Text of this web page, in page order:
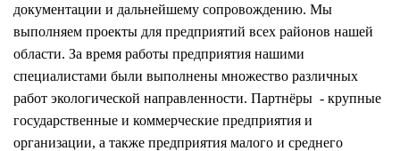
документации и дальнейшему сопровождению. Мы
выполняем проекты для предприятий всех районов нашей
области. За время работы предприятия нашими
специалистами были выполнены множество различных
работ экологической направленности. Партнёры - крупные
государственные и коммерческие предприятия и
организации, а также предприятия малого и среднего